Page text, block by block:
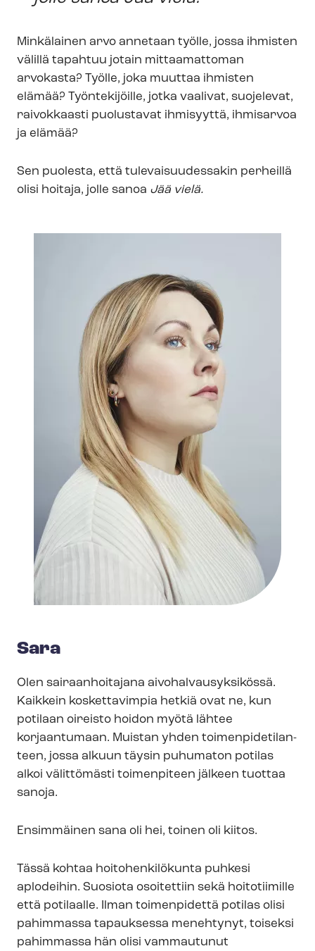
Minkälainen arvo annetaan työlle, jossa ihmisten
välillä tapahtuu jotain mittaamattoman
arvokasta? Työlle, joka muuttaa ihmisten
elämää? Työntekijöille, jotka vaalivat, suojelevat,
raivokkaasti puolustavat ihmisyyttä, ihmisarvoa
ja elämää?
Sen puolesta, että tu­le­vai­suu­des­sa­kin perheillä
olisi hoitaja, jolle sanoa Jää vielä.
Sara
Olen sairaanhoitajana ai­vo­hal­vausyk­si­kös­sä.
Kaikkein koskettavimpia hetkiä ovat ne, kun
potilaan oireisto hoidon myötä lähtee
korjaantumaan. Muistan yhden toi­men­pi­de­ti­lan­
teen, jossa alkuun täysin puhumaton potilas
alkoi välittömästi toimenpiteen jälkeen tuottaa
sanoja.
Ensimmäinen sana oli hei, toinen oli kiitos.
Tässä kohtaa hoitohenkilökunta puhkesi
aplodeihin. Suosiota osoitettiin sekä hoitotiimille
että potilaalle. Ilman toimenpidettä potilas olisi
pahimmassa tapauksessa menehtynyt, toiseksi
pahimmassa hän olisi vammautunut